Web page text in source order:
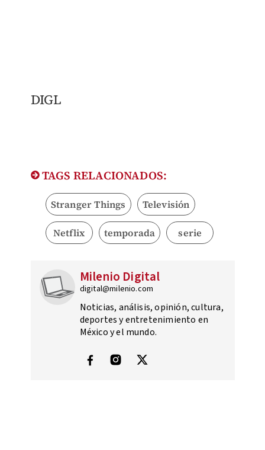
DIGL
TAGS RELACIONADOS:
Stranger Things Televisión
Netflix temporada serie
Milenio Digital
digital@milenio.com
Noticias, análisis, opinión, cultura,
deportes y entretenimiento en
México y el mundo.